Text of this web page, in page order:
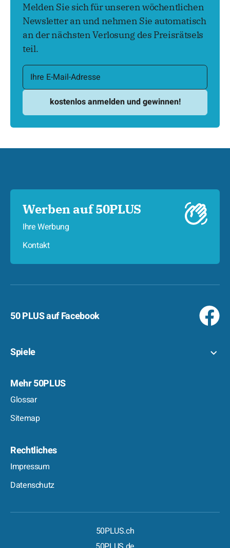
Melden Sie sich für unseren wöchentlichen
Newsletter an und nehmen Sie automatisch
an der nächsten Verlosung des Preisrätsels
teil.
Werben auf 50PLUS
Ihre Werbung
Kontakt
50 PLUS auf Facebook
Spiele
Mehr 50PLUS
Glossar
Sitemap
Rechtliches
Impressum
Datenschutz
50PLUS.ch